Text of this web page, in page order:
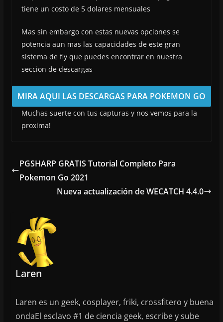
tiene un costo de 5 dolares mensuales
Mas sin embargo con estas nuevas opciones se
potencia aun mas las capacidades de este gran
sistema de fly que puedes encontrar en nuestra
seccion de descargas
MIRA AQUI LAS DESCARGAS PARA POKEMON GO
Muchas suerte con tus capturas y nos vemos para la
proxima!
PGSHARP GRATIS Tutorial Completo Para
Pokemon Go 2021
Nueva actualización de WECATCH 4.4.0
Laren
Laren es un geek, cosplayer, friki, crossfitero y buena
ondaEl esclavo #1 de ciencia geek, escribe y sube